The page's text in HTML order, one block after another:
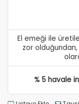
El emeği ile
zor
% 5 havale